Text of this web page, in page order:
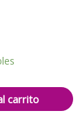
carrito